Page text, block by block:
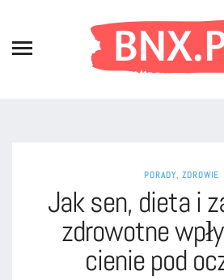
PORADY, ZDROWIE
Jak sen, dieta i
zdrowotne
cienie pod